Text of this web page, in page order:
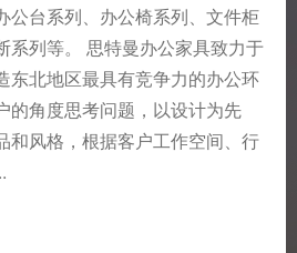
公台系列、办公椅系列、文件柜
系列等。 思特曼办公家具致力于
东北地区最具有竞争力的办公环
的角度思考问题，以设计为先
和风格，根据客户工作空间、行